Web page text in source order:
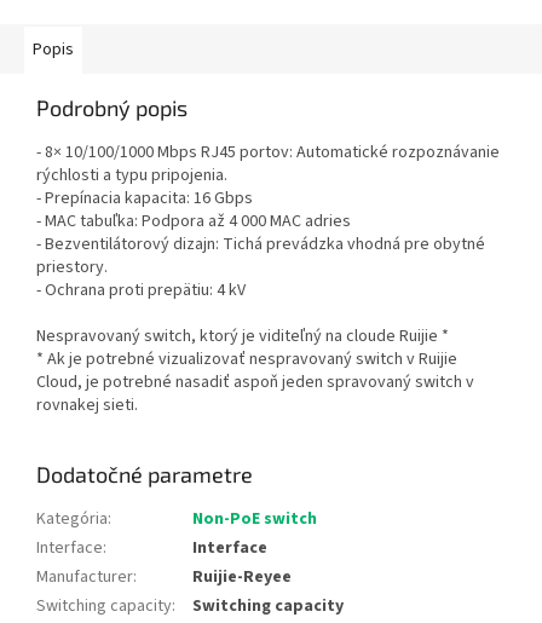
Popis
Podrobný popis
- 8× 10/100/1000 Mbps RJ45 portov: Automatické rozpoznávanie
rýchlosti a typu pripojenia.
- Prepínacia kapacita: 16 Gbps
- MAC tabuľka: Podpora až 4 000 MAC adries
- Bezventilátorový dizajn: Tichá prevádzka vhodná pre obytné
priestory.
- Ochrana proti prepätiu: 4 kV
Nespravovaný switch, ktorý je viditeľný na cloude Ruijie *
* Ak je potrebné vizualizovať nespravovaný switch v Ruijie
Cloud, je potrebné nasadiť aspoň jeden spravovaný switch v
rovnakej sieti.
Dodatočné parametre
Kategória:
Non-PoE switch
Interface:
Interface
Manufacturer:
Ruijie-Reyee
Switching capacity: Switching capacity